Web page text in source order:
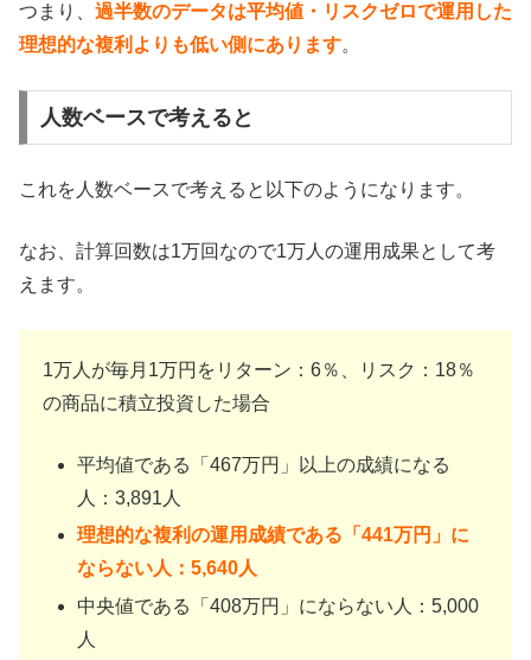
つまり、 過半数のデータは平均値・リスクゼロで運用した
理想的な複利よりも低い側にあります。
人数ベースで考えると
これを人数ベースで考えると以下のようになります。
なお、計算回数は1万回なので1万人の運用成果として考
えます。
1万人が毎月1万円をリターン：6％、リスク：18％
の商品に積立投資した場合
平均値である「467万円」以上の成績になる
人：3,891人
理想的な複利の運用成績である「441万円」に
ならない人：5,640人
中央値である「408万円」にならない人：5,000
人